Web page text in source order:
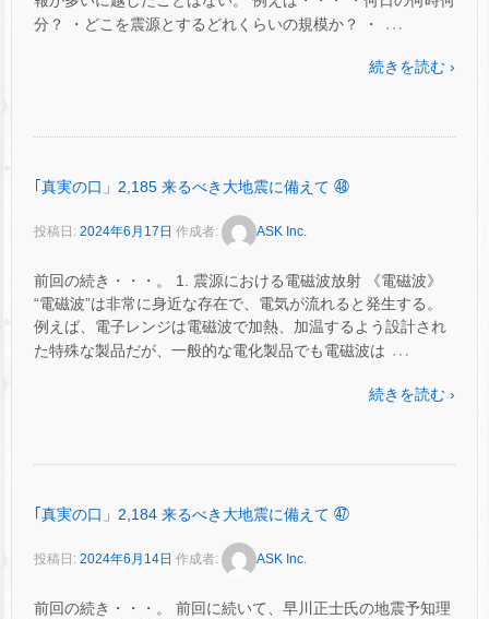
分？ ・どこを震源とするどれくらいの規模か？ ・
…
続きを読む ›
｢真実の口」2,185 来るべき大地震に備えて ㊽
投稿日: 2024年6月17日 作成者: ASK Inc.
前回の続き・・・。 1. 震源における電磁波放射 《電磁波》
“電磁波”は非常に身近な存在で、電気が流れると発生する。
例えば、電子レンジは電磁波で加熱、加温するよう設計され
た特殊な製品だが、一般的な電化製品でも電磁波は …
続きを読む ›
｢真実の口」2,184 来るべき大地震に備えて ㊼
投稿日: 2024年6月14日 作成者: ASK Inc.
前回の続き・・・。 前回に続いて、早川正士氏の地震予知理